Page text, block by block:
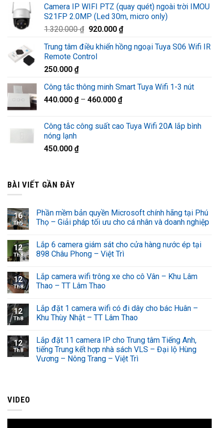
là:
1.580.000 ₫.
tại
là:
Camera IP WIFI PTZ (quay quét) ngoài trời IMOU
S21FP 2.0MP (Led 30m, micro only)
1.320.000₫ Giá
là:
1.320.000 ₫.
920.000 ₫Giá
tại
Trung tâm điều khiển hồng ngoại Tuya S06 Wifi IR
Remote Control
250.000 ₫
Công tắc thông minh Smart Tuya Wifi 1-3 nút
440.000 ₫– 460.000 ₫
Công tắc công suất cao Tuya Wifi 20A lắp bình
nóng lạnh
450.000 ₫
BÀI VIẾT GẦN ĐÂY
16
Th5
Phần mềm bản quyền Microsoft chính hãng tại Phú
Thọ – Giải pháp tối ưu cho cá nhân và doanh nghiệp
12
Th8
Lắp 6 camera giám sát cho cửa hàng nước ép tại
898 Châu Phong – Việt Trì
12
Th8
Lắp camera wifi trông xe cho cô Vân – Khu Lâm
Thao – TT Lâm Thao
12
Th8
Lắp đặt 1 camera wifi có đi dây cho bác Huân –
Khu Thùy Nhật – TT Lâm Thao
12
Th8
Lắp đặt 11 camera IP cho Trung tâm Tiếng Anh,
tiếng Trung kết hợp nhà sách VLS – Đại lộ Hùng
Vương – Nông Trang – Việt Trì
VIDEO